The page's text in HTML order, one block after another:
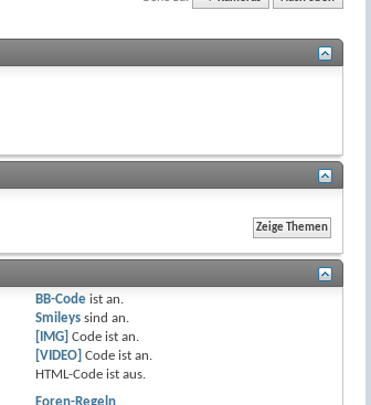
BB-Codeist an.
Smileyssind an.
[IMG] Code ist an.
[VIDEO] Code ist an.
HTML-Code ist aus.
Foren-Regeln